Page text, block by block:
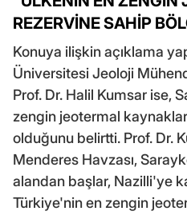
REZERVİNE SAHİP
Konuya ilişkin açıklama
Üniversitesi Jeoloji
Prof. Dr. Halil Kumsar ise,
zengin jeotermal
olduğunu belirtti. Prof. Dr.
Menderes Havzası,
alandan başlar, Nazilli'ye
Türkiye'nin en zengin